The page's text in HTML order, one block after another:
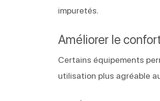
impuretés.
Améliorer le
Certains équipements
utilisation plus agréable